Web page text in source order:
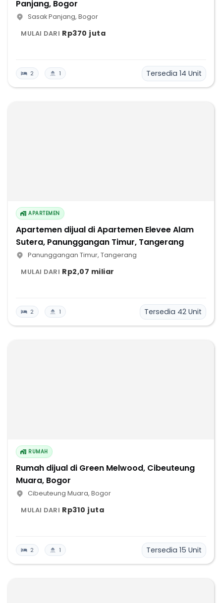
Panjang, Bogor
Sasak Panjang, Bogor
MULAI DARI Rp370 juta
2 1 Tersedia 14 Unit
APARTEMEN
Apartemen dijual di Apartemen Elevee Alam
Sutera, Panunggangan Timur, Tangerang
Panunggangan Timur, Tangerang
MULAI DARI Rp2,07 miliar
2 1 Tersedia 42 Unit
RUMAH
Rumah dijual di Green Melwood, Cibeuteung
Muara, Bogor
Cibeuteung Muara, Bogor
MULAI DARI Rp310 juta
2 1 Tersedia 15 Unit